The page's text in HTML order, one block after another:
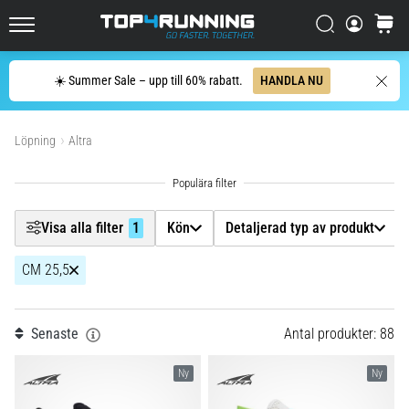
☀️ Summer Sale – upp till 60% rabatt. HANDLA NU
Sök
mening:
Det
men
är
det!
Vilka
fördelar
ger
det,
vilka…
7. 8. 2026
8 min. läsning
Löpning Altra
Visa alla filter 1 Kön Detaljerad typ av produkt
Filtr
Detaljerad typ av produkt
Skostorlek
Modell
CM 25,5
Senaste Antal produkter: 88
Ny Ny